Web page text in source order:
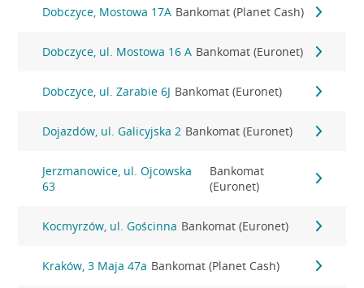
Dobczyce, Mostowa 17A Bankomat (Planet Cash)
Dobczyce, ul. Mostowa 16 A Bankomat (Euronet)
Dobczyce, ul. Zarabie 6J Bankomat (Euronet)
Dojazdów, ul. Galicyjska 2 Bankomat (Euronet)
Jerzmanowice, ul. Ojcowska
63
Bankomat
(Euronet)
Kocmyrzów, ul. Gościnna Bankomat (Euronet)
Kraków, 3 Maja 47a Bankomat (Planet Cash)